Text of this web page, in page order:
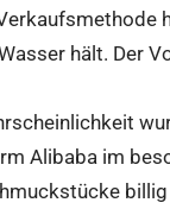
hält. Der
Alibaba im